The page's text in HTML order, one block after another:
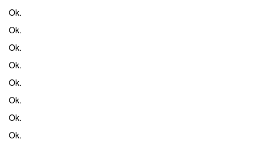
Ok.
Ok.
Ok.
Ok.
Ok.
Ok.
Ok.
Ok.